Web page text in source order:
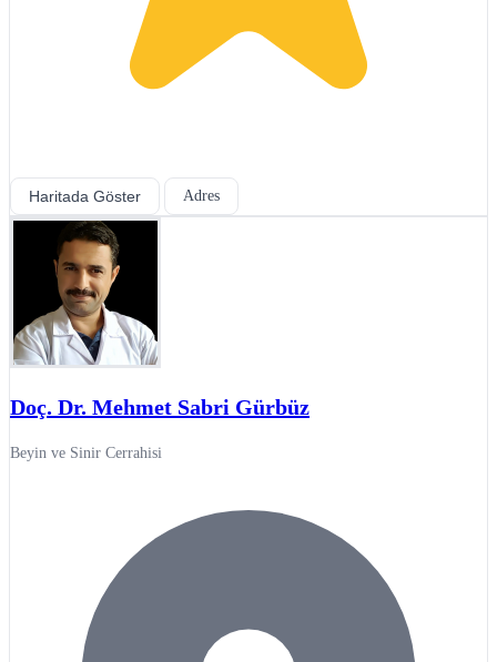
Haritada Göster Adres
Doç. Dr. Mehmet Sabri Gürbüz
Beyin ve Sinir Cerrahisi